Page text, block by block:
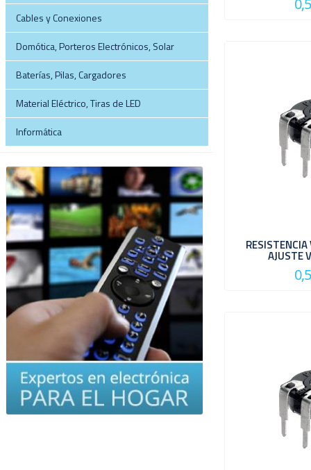
Cables y Conexiones
Domótica, Porteros Electrónicos, Solar
Baterías, Pilas, Cargadores
Material Eléctrico, Tiras de LED
Informática
AJUSTE